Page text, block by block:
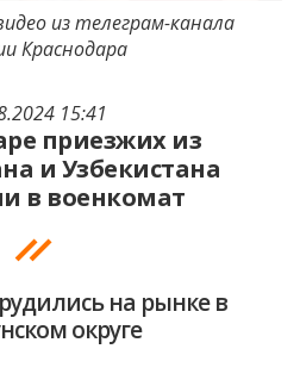
15:41
приезжих из
и Узбекистана
в военкомат
на рынке в
округе
из телеграм-канала
Краснодара